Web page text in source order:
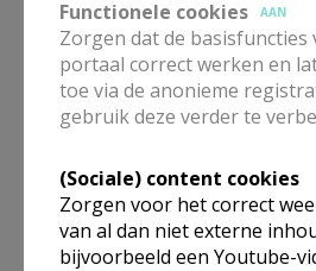
toegepast waartoe de kerk ons
zou de wereld een veel betere
wonen voor heel veel mensen.
Gaat en maakt
volkeren tot
Functionele cookies AAN
Zorgen dat de basisfuncties
portaal correct werken en
toe via de anonieme
gebruik deze verder te
(Sociale) content cookies
Zorgen voor het correct
van al dan niet externe
bijvoorbeeld een Youtube-